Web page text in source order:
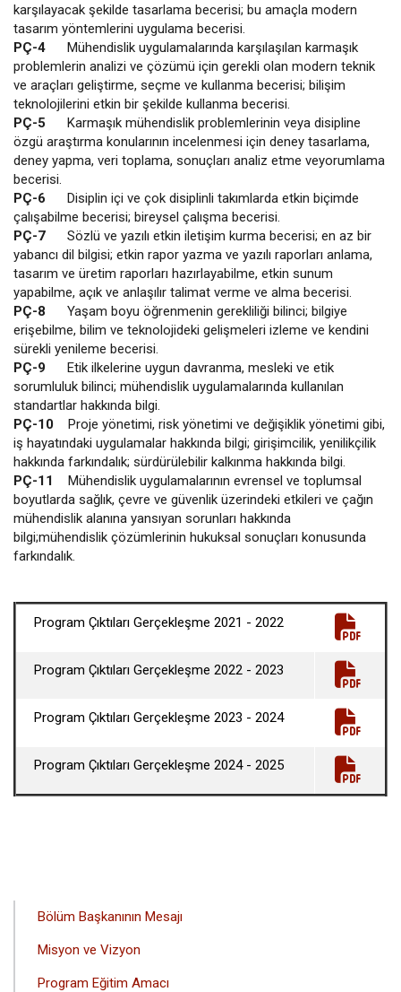
karşılayacak şekilde tasarlama becerisi; bu amaçla modern
tasarım yöntemlerini uygulama becerisi.
PÇ-4
Mühendislik uygulamalarında karşılaşılan karmaşık
problemlerin analizi ve çözümü için gerekli olan modern teknik
ve araçları geliştirme, seçme ve kullanma becerisi; bilişim
teknolojilerini etkin bir şekilde kullanma becerisi.
PÇ-5
Karmaşık mühendislik problemlerinin veya disipline
özgü araştırma konularının incelenmesi için deney tasarlama,
deney yapma, veri toplama, sonuçları analiz etme veyorumlama
becerisi.
PÇ-6
Disiplin içi ve çok disiplinli takımlarda etkin biçimde
çalışabilme becerisi; bireysel çalışma becerisi.
PÇ-7
Sözlü ve yazılı etkin iletişim kurma becerisi; en az bir
yabancı dil bilgisi; etkin rapor yazma ve yazılı raporları anlama,
tasarım ve üretim raporları hazırlayabilme, etkin sunum
yapabilme, açık ve anlaşılır talimat verme ve alma becerisi.
PÇ-8
Yaşam boyu öğrenmenin gerekliliği bilinci; bilgiye
erişebilme, bilim ve teknolojideki gelişmeleri izleme ve kendini
sürekli yenileme becerisi.
PÇ-9
Etik ilkelerine uygun davranma, mesleki ve etik
sorumluluk bilinci; mühendislik uygulamalarında kullanılan
standartlar hakkında bilgi.
PÇ-10
Proje yönetimi, risk yönetimi ve değişiklik yönetimi gibi,
iş hayatındaki uygulamalar hakkında bilgi; girişimcilik, yenilikçilik
hakkında farkındalık; sürdürülebilir kalkınma hakkında bilgi.
PÇ-11
Mühendislik uygulamalarının evrensel ve toplumsal
boyutlarda sağlık, çevre ve güvenlik üzerindeki etkileri ve çağın
mühendislik alanına yansıyan sorunları hakkında
bilgi;mühendislik çözümlerinin hukuksal sonuçları konusunda
farkındalık.
Program Çıktıları Gerçekleşme 2021 - 2022
Program Çıktıları Gerçekleşme 2022 - 2023
Program Çıktıları Gerçekleşme 2023 - 2024
Program Çıktıları Gerçekleşme 2024 - 2025
ANA
MENÜSÜ
Bölüm Başkanının Mesajı
Misyon ve Vizyon
Program Eğitim Amacı